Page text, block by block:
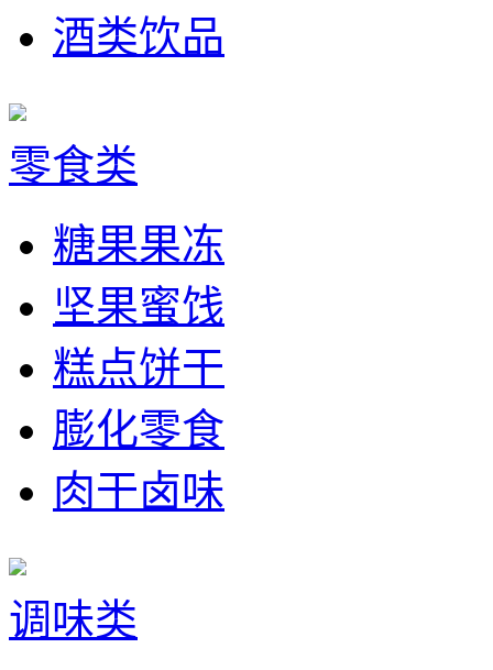
酒类饮品
零食类
糖果果冻
坚果蜜饯
糕点饼干
膨化零食
肉干卤味
调味类